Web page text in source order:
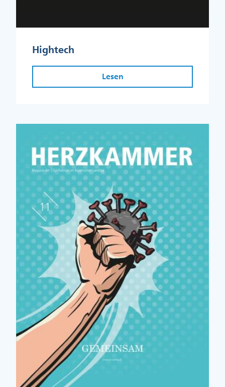
Hightech
Lesen